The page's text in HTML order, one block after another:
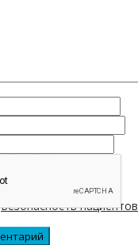
ХОБЛ
Гепатита С
Безопасность пациентов